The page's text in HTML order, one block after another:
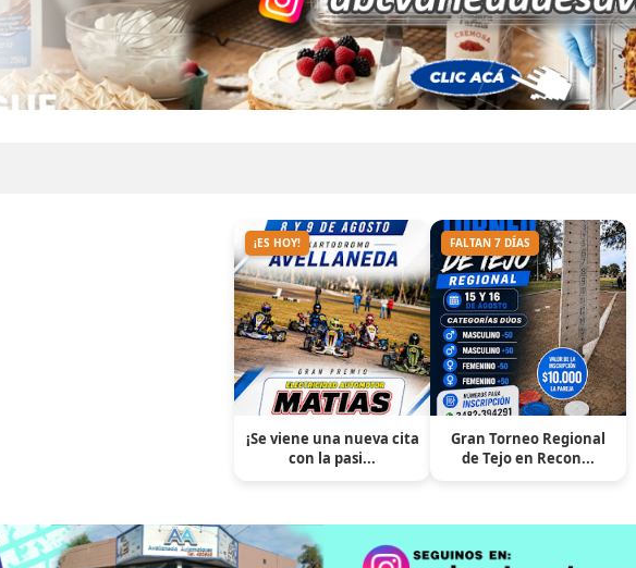
¡ES HOY!
¡Se viene una nueva cita
con la pasi...
FALTAN 7 DÍAS
Gran Torneo Regional
de Tejo en Recon...